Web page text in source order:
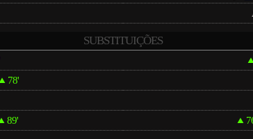
SUBSTITUIÇÕES
78'
89'